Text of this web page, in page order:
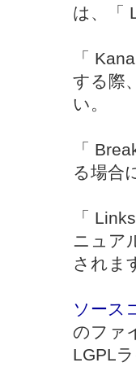
は、「
「
する際
い。
「
る場合
「
ニュア
されま
ソース
のファ
LGPL